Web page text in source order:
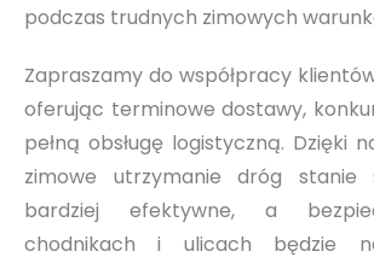
podczas trudnych zimowych
Zapraszamy do współpracy
oferując terminowe dostawy,
pełną obsługę logistyczną. Dzięki
zimowe utrzymanie dróg stanie
bardziej efektywne, a
chodnikach i ulicach będzie